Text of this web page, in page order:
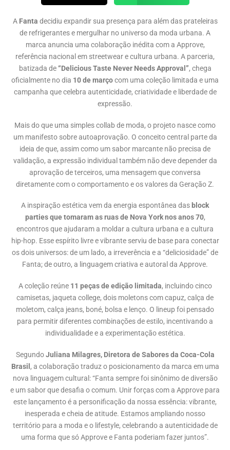
A Fanta decidiu expandir sua presença para além das prateleiras
de refrigerantes e mergulhar no universo da moda urbana. A
marca anuncia uma colaboração inédita com a Approve,
referência nacional em streetwear e cultura urbana. A parceria,
batizada de“Delicious Taste Never Needs Approval”, chega
oficialmente no dia 10 de marçocom uma coleção limitada e uma
campanha que celebra autenticidade, criatividade e liberdade de
expressão.
Mais do que uma simples collab de moda, o projeto nasce como
um manifesto sobre autoaprovação. O conceito central parte da
ideia de que, assim como um sabor marcante não precisa de
validação, a expressão individual também não deve depender da
aprovação de terceiros, uma mensagem que conversa
diretamente com o comportamento e os valores da Geração Z.
A inspiração estética vem da energia espontânea dasblock
parties que tomaram as ruas de Nova York nos anos 70,
encontros que ajudaram a moldar a cultura urbana e a cultura
hip-hop. Esse espírito livre e vibrante serviu de base para conectar
os dois universos: de um lado, a irreverência e a “deliciosidade” de
Fanta; de outro, a linguagem criativa e autoral da Approve.
A coleção reúne 11 peças de edição limitada, incluindo cinco
camisetas, jaqueta college, dois moletons com capuz, calça de
moletom, calça jeans, boné, bolsa e lenço. O lineup foi pensado
para permitir diferentes combinações de estilo, incentivando a
individualidade e a experimentação estética.
SegundoJuliana Milagres, Diretora de Sabores da Coca-Cola
Brasil , a colaboração traduz o posicionamento da marca em uma
nova linguagem cultural: “Fanta sempre foi sinônimo de diversão
e um sabor que desafia o comum. Unir forças com a Approve para
este lançamento é a personificação da nossa essência: vibrante,
inesperada e cheia de atitude. Estamos ampliando nosso
território para a moda e o lifestyle, celebrando a autenticidade de
uma forma que só Approve e Fanta poderiam fazer juntos”.